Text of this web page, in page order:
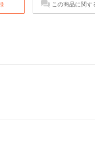
この商品に関す